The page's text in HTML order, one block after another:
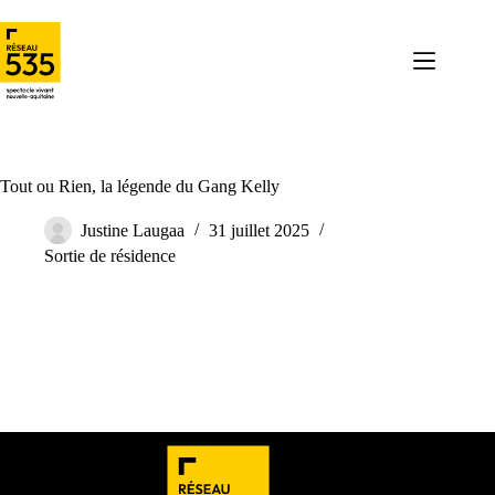
Tout ou Rien, la légende du Gang Kelly
Justine Laugaa
31 juillet 2025
Sortie de résidence